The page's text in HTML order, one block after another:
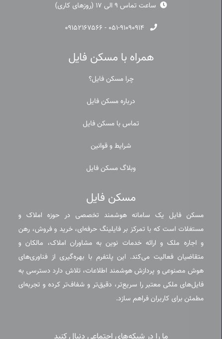
ساعت تماس 9 الی 17 (روزهای کاری)
۰۵۱-۹۱۰۹۰۹۱۴ - ۰۹۱۵۲۱۶۷۵۶۶
همراه با مسکن فایل
چرا مسکن فایل؟
درباره مسکن فایل
تماس با مسکن فایل
شرایط و قوانین
وبلاگ مسکن فایل
مسکن فایل
مسکن فایل یک سامانه هوشمند تخصصی در حوزه املاک و
مستغلات است که با تمرکز بر فایلینگ حرفه‌ای، خرید و فروش، رهن
و اجاره ملک و ارائه خدمات نوین به مشاوران املاک، مالکان و
متقاضیان فعالیت می‌کند. این پلتفرم با بهره‌گیری از فناوری‌های
هوش مصنوعی و پردازش هوشمند اطلاعات، تلاش دارد دسترسی به
فایل‌های ملکی معتبر را سریع‌تر، دقیق‌تر و شفاف‌تر کرده و تجربه‌ای
مطمئن برای کاربران فراهم سازد.